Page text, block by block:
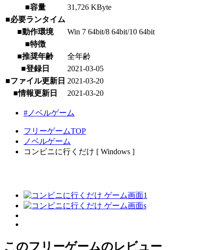
■容量
31,726 KByte
■必要ランタイム
■動作環境
Win 7 64bit/8 64bit/10 64bit
■特徴
■推奨年齢
全年齢
■登録日
2021-03-05
■ファイル更新日 2021-03-20
■情報更新日
2021-03-20
#ノベルゲーム
フリーゲームTOP
ノベルゲーム
コンビニに行くだけ [ Windows ]
このフリーゲームのレビュー